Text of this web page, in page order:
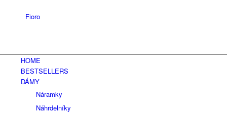
HOME
BESTSELLERS
DÁMY
Náramky
Náhrdelníky